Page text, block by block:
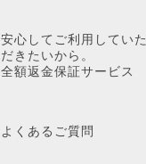
安心してご利用していた
だきたいから。
全額返金保証サービス
よくあるご質問